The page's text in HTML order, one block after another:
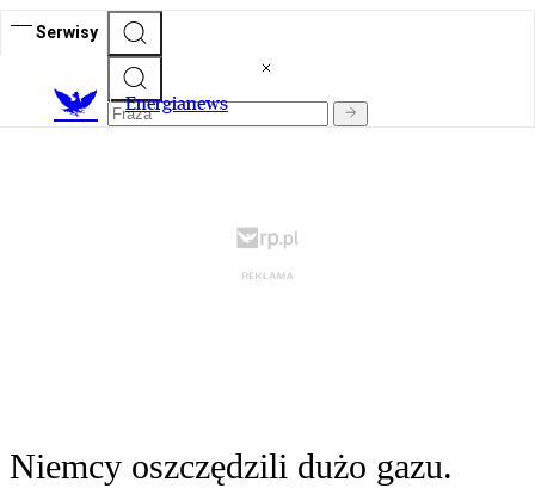
Serwisy
Energianews
Niemcy oszczędzili dużo gazu.